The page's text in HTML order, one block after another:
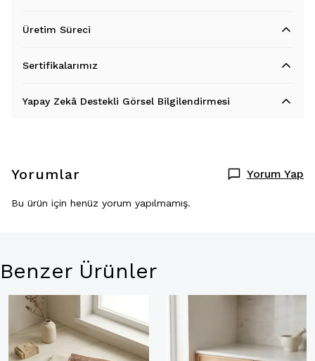
Üretim Süreci
Sertifikalarımız
Yapay Zekâ Destekli Görsel Bilgilendirmesi
Yorumlar Yorum Yap
Bu ürün için henüz yorum yapılmamış.
Benzer Ürünler